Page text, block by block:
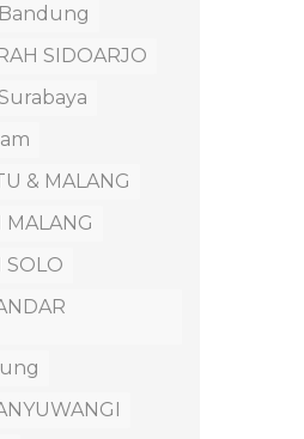
SIDOARJO
& MALANG
MALANG
SOLO